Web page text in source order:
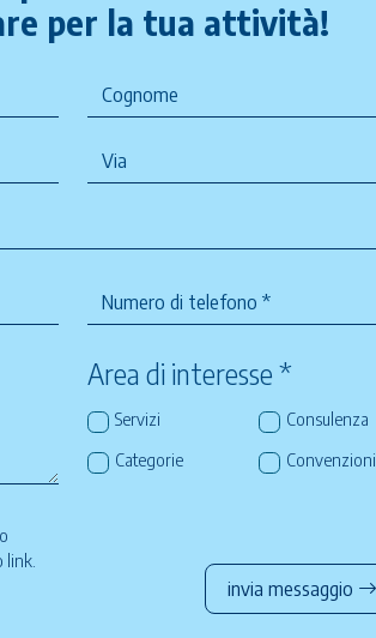
per la tua attività!
Area di interesse *
Servizi
Consulenza
Categorie
Convenzioni
link
invia messaggio